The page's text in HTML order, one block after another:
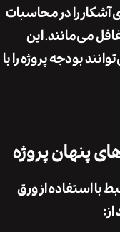
را در محاسبات
این
پروژه را با
پروژه
از ورق